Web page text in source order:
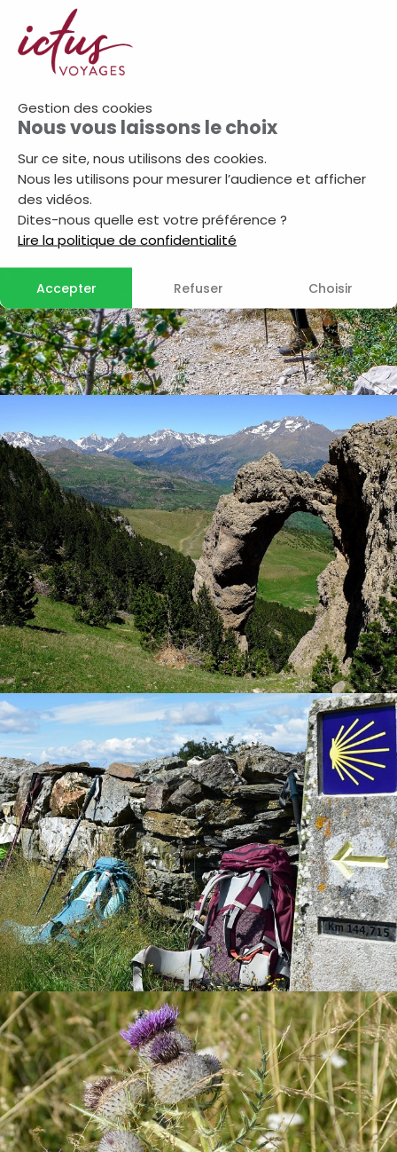
Gestion des cookies
Nous vous laissons le choix
Sur ce site, nous utilisons des cookies.
Nous les utilisons pour mesurer l’audience et afficher
des vidéos.
Dites-nous quelle est votre préférence ?
Lire la politique de confidentialité
Accepter Refuser Choisir